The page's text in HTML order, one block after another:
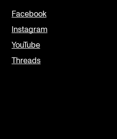
Facebook
Instagram
YouTube
Threads